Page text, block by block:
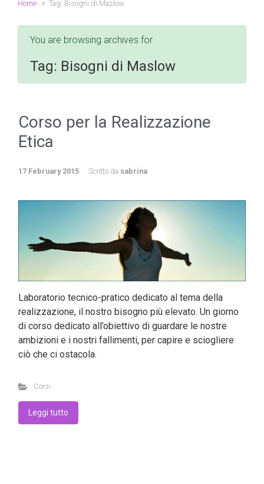
Home Tag: Bisogni di Maslow
You are browsing archives for
Tag: Bisogni di Maslow
Corso per la Realizzazione
Etica
17 February 2015 Scritto da sabrina
Laboratorio tecnico-pratico dedicato al tema della
realizzazione, il nostro bisogno più elevato. Un giorno
di corso dedicato all’obiettivo di guardare le nostre
ambizioni e i nostri fallimenti, per capire e sciogliere
ciò che ci ostacola.
Corsi
Leggi tutto